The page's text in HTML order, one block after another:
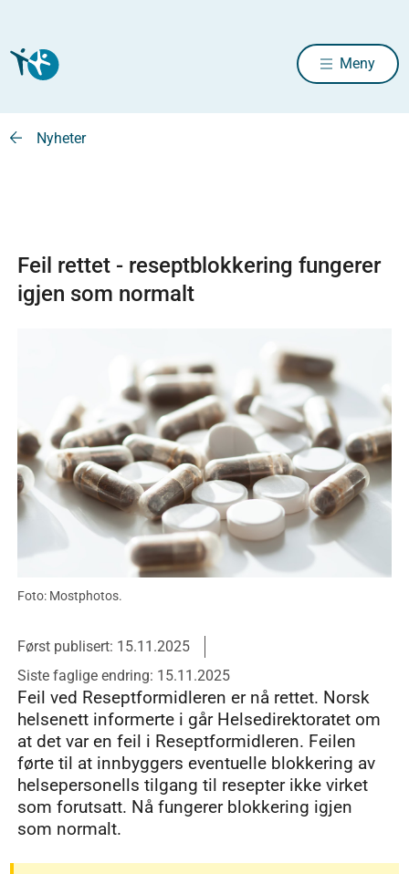
Meny
Nyheter
Feil rettet - reseptblokkering fungerer
igjen som normalt
Foto: Mostphotos.
Først publisert: 15.11.2025
Siste faglige endring: 15.11.2025
Feil ved Reseptformidleren er nå rettet. Norsk
helsenett informerte i går Helsedirektoratet om
at det var en feil i Reseptformidleren. Feilen
førte til at innbyggers eventuelle blokkering av
helsepersonells tilgang til resepter ikke virket
som forutsatt. Nå fungerer blokkering igjen
som normalt.